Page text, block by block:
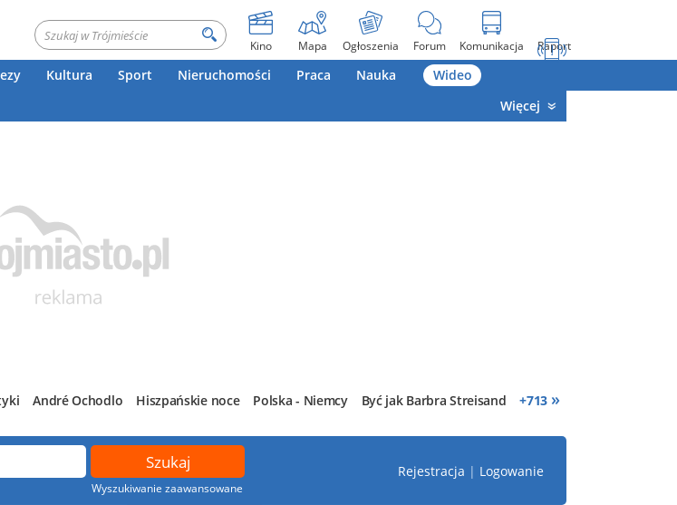
Kino Mapa Ogłoszenia Forum Komunikacja Raport
Kultura Sport Nieruchomości Praca Nauka
Wideo
Więcej
André Ochodlo Hiszpańskie noce Polska - Niemcy Być jak Barbra Streisand +713 »
Wyszukiwanie zaawansowane
Rejestracja | Logowanie